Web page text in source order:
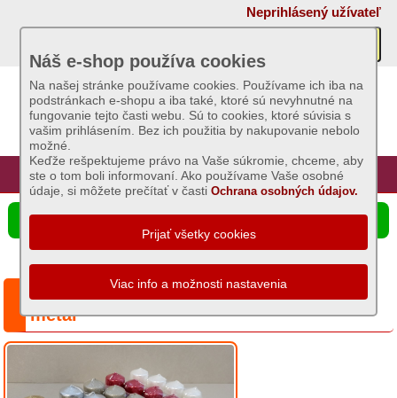
Neprihlásený užívateľ
Úvod Hlavná stránka Prihlásenie Registrácia
Náš e-shop používa cookies
Na našej stránke používame cookies. Používame ich iba na
podstránkach e-shopu a iba také, ktoré sú nevyhnutné na
fungovanie tejto časti webu. Sú to cookies, ktoré súvisia s
vašim prihlásením. Bez ich použitia by nakupovanie nebolo
možné.
Keďže rešpektujeme právo na Vaše súkromie, chceme, aby
ste o tom boli informovaní. Ako používame Vaše osobné
údaje, si môžete prečítať v častiOchrana osobných údajov.
☰ Ponuka produktov
Akcie
Sviečky
Umelé
kvety
Semená
osivá
Chovateľské
Séria: Adventné postupné, 40/4, 292g -
metal